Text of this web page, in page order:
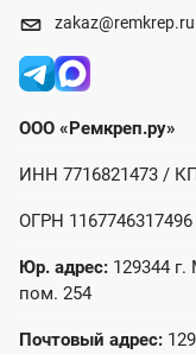
zakaz@remkrep.ru
ООО «Ремкреп.ру»
ИНН 7716821473 /
ОГРН 1167746317496
Юр. адрес: 129344
пом. 254
Почтовый адрес: